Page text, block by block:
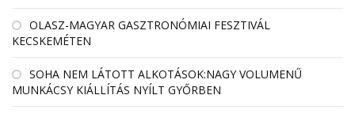
OLASZ-MAGYAR GASZTRONÓMIAI FESZTIVÁL
KECSKEMÉTEN
SOHA NEM LÁTOTT ALKOTÁSOK:NAGY VOLUMENŰ
MUNKÁCSY KIÁLLÍTÁS NYÍLT GYŐRBEN